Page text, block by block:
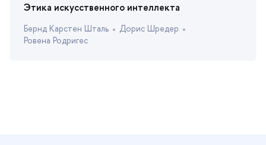
Этика искусственного интеллекта
Бернд Карстен Шталь
Дорис Шредер
Ровена Родригес